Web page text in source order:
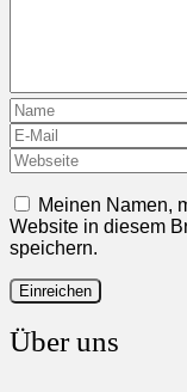
Meinen Namen,
Website in diesem
speichern.
Über uns